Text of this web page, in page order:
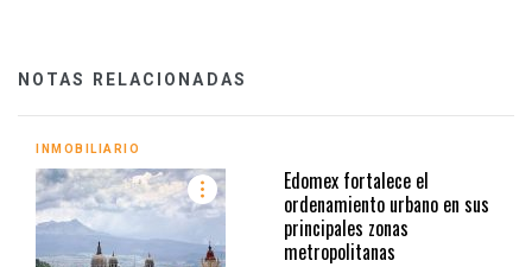
NOTAS RELACIONADAS
INMOBILIARIO
Edomex fortalece el
ordenamiento urbano en sus
principales zonas
metropolitanas